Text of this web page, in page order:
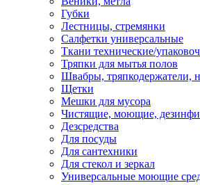
Губки
Лестницы, стремянки
Салфетки универсальные
Ткани технические/
Тряпки для мытья полов
Швабры, тряпкодержатели,
Щетки
Мешки для мусора
Чистящие, моющие,
Дезсредства
Для посуды
Для сантехники
Для стекол и зеркал
Универсальные моющие